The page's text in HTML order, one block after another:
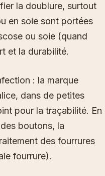
la doublure, surtout
en soie sont portées
ou soie (quand
et la durabilité.
: la marque
dans de petites
pour la traçabilité. En
boutons, la
des fourrures
fourrure).